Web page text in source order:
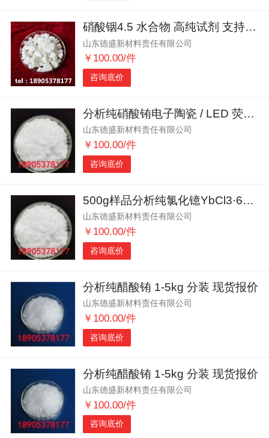
硝酸铟4.5 水合物 高纯试剂 支持小批量
山东德盛新材料责任有限公司
￥100.00/件
咨询底价
分析纯硝酸铕电子陶瓷 / LED 荧光粉原料 可定制
山东德盛新材料责任有限公司
￥100.00/件
咨询底价
500g样品分析纯氯化镱YbCl3·6H2O
山东德盛新材料责任有限公司
￥100.00/件
咨询底价
分析纯醋酸铕 1-5kg 分装 现货报价
山东德盛新材料责任有限公司
￥100.00/件
咨询底价
分析纯醋酸铕 1-5kg 分装 现货报价
山东德盛新材料责任有限公司
￥100.00/件
咨询底价